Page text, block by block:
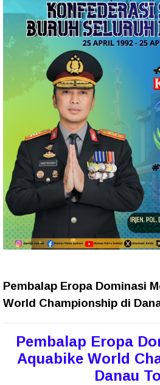
Pembalap Eropa Dominasi
World Championship di
Pembalap Eropa
Aquabike World
Danau